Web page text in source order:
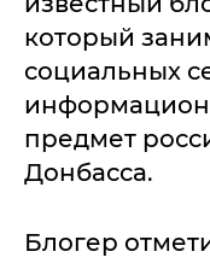
который
социальных
предмет
Донбасса.
Блогер